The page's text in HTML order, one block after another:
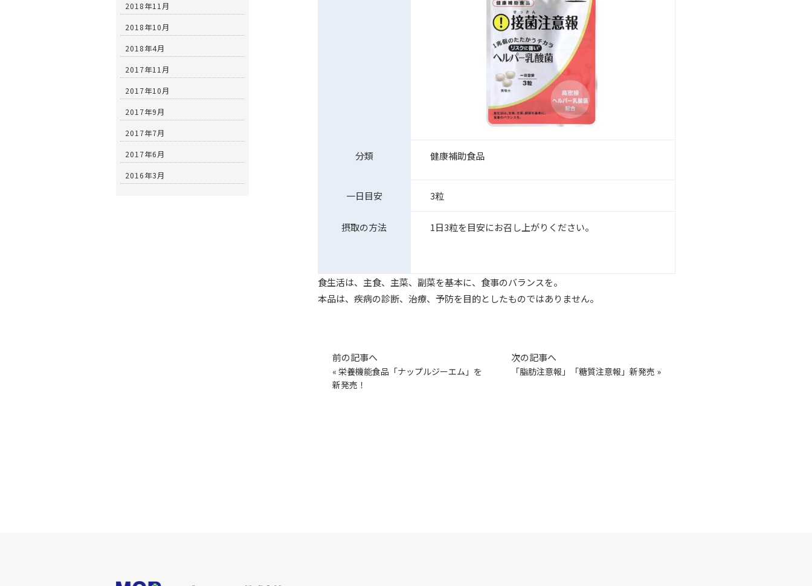
分類 健康補助食品
一日目安 3粒
摂取の方法 1日3粒を目安にお召し上がりください。
食生活は、主食、主菜、副菜を基本に、食事のバランスを。
本品は、疾病の診断、治療、予防を目的としたものではありません。
前の記事へ
« 栄養機能食品「ナップルジーエム」を
新発売！
次の記事へ
「脂肪注意報」「糖質注意報」新発売 »
2018年11月
2018年10月
2018年4月
2017年11月
2017年10月
2017年9月
2017年7月
2017年6月
2016年3月